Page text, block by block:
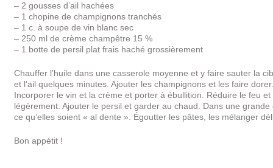
– 2 gousses d’ail hachées
– 1 chopine de champignons tranchés
– 1 c. à soupe de vin blanc sec
– 250 ml de crème champêtre 15 %
– 1 botte de persil plat frais haché grossièrement
Chauffer l’huile dans une casserole moyenne et y faire sauter la
et l’ail quelques minutes. Ajouter les champignons et les faire dorer.
Incorporer le vin et la crème et porter à ébullition. Réduire le feu
légèrement. Ajouter le persil et garder au chaud. Dans une
ce qu’elles soient « al dente ». Égoutter les pâtes, les mélanger
Bon appétit !